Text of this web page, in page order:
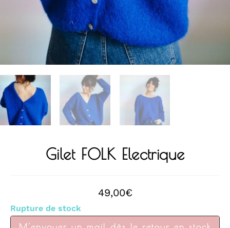
Gilet FOLK Electrique
49,00€
Rupture de stock